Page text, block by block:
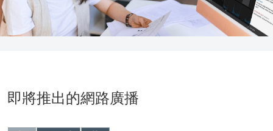
即將推出的網路廣播